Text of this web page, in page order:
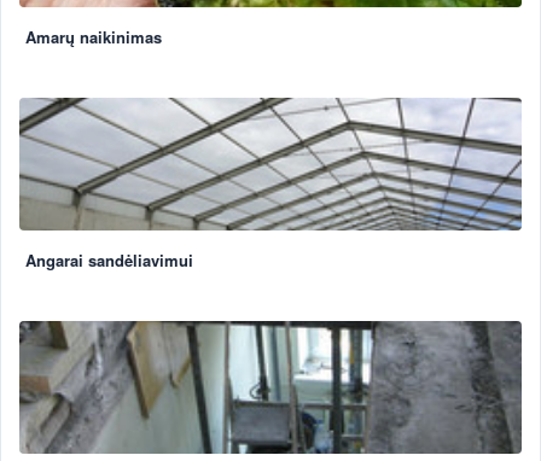
Amarų naikinimas
Angarai sandėliavimui